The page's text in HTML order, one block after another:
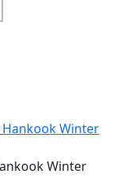
Winter